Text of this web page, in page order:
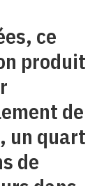
ce
produit
de
un quart
de